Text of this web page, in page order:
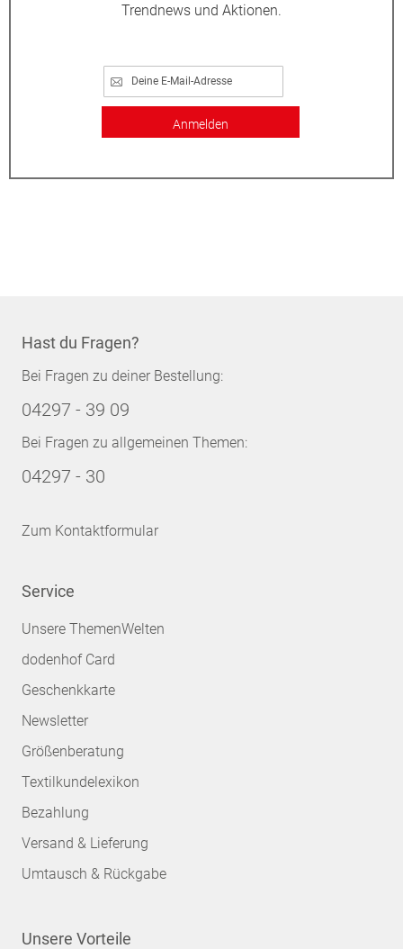
Trendnews und Aktionen.
Anmelden
Hast du Fragen?
Bei Fragen zu deiner Bestellung:
04297 - 39 09
Bei Fragen zu allgemeinen Themen:
04297 - 30
Zum Kontaktformular
Service
Unsere ThemenWelten
dodenhof Card
Geschenkkarte
Newsletter
Größenberatung
Textilkundelexikon
Bezahlung
Versand & Lieferung
Umtausch & Rückgabe
Unsere Vorteile